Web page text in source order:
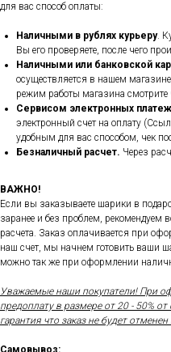
для вас способ оплаты:
Наличными в рублях курьеру.
Вы его проверяете, после чего
Наличными или банковской
осуществляется в нашем
режим работы магазина смотрите
Сервисом электронных
электронный счет на оплату
удобным для вас способом, чек
Безналичный расчет. Через
ВАЖНО!
Если вы заказываете шарики в
заранее и без проблем, рекомендуем
расчета. Заказ оплачивается при
наш счет, мы начнем готовить ваши
можно так же при оформлении
Уважаемые наши покупатели! При
предоплату в размере от 20 - 50%
гарантия что заказ не будет